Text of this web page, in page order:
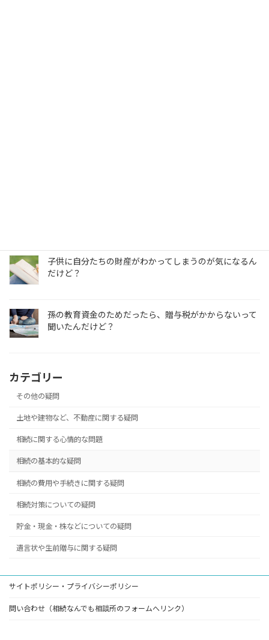
子供に自分たちの財産がわかってしまうのが気になるん
だけど？
孫の教育資金のためだったら、贈与税がかからないって
聞いたんだけど？
カテゴリー
その他の疑問
土地や建物など、不動産に関する疑問
相続に関する心情的な問題
相続の基本的な疑問
相続の費用や手続きに関する疑問
相続対策についての疑問
貯金・現金・株などについての疑問
遺言状や生前贈与に関する疑問
サイトポリシー・プライバシーポリシー
問い合わせ（相続なんでも相談所のフォームへリンク）